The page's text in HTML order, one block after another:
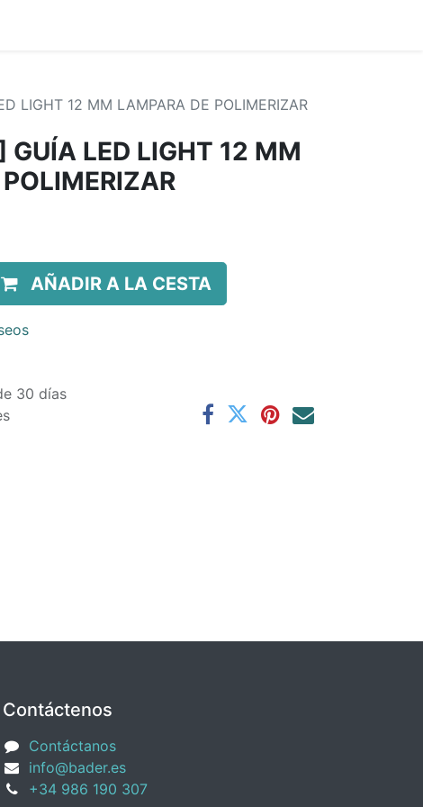
LIGHT 12 MM LAMPARA DE POLIMERIZAR
LED LIGHT 12 MM
AÑADIR A LA CESTA
30 días
Contáctenos
Contáctanos
info@bader.es
+34 986 190 307